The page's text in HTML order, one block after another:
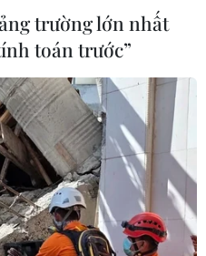
trường lớn nhất
toán trước”